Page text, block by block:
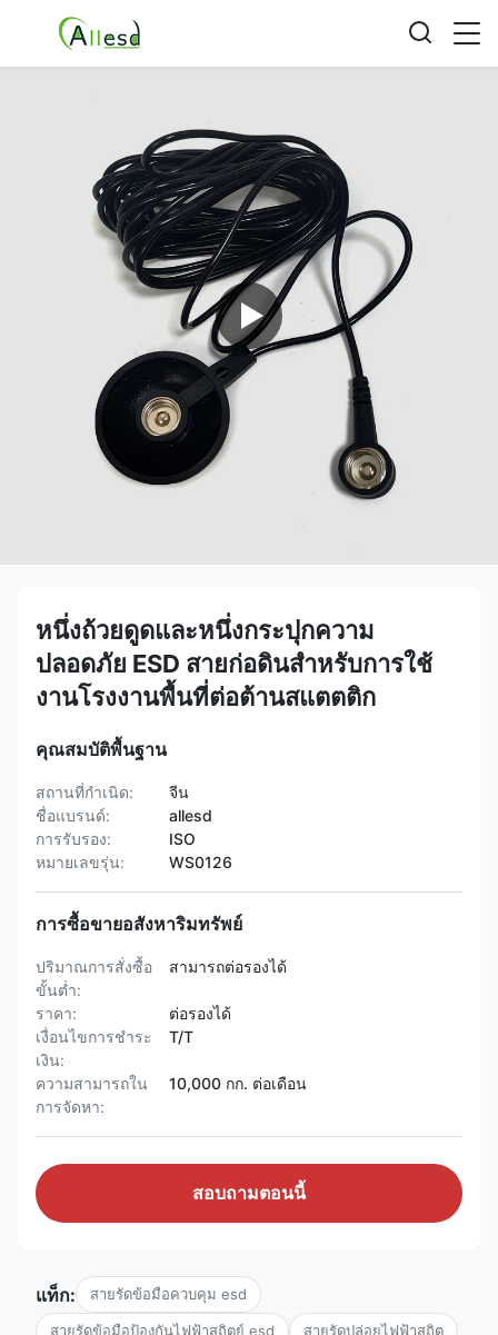
หนึ่งถ้วยดูดและหนึ่งกระปุกความ
ปลอดภัย ESD สายก่อดินสําหรับการใช้
งานโรงงานพื้นที่ต่อต้านสแตตติก
คุณสมบัติพื้นฐาน
สถานที่กำเนิด:
จีน
ชื่อแบรนด์:
allesd
การรับรอง:
ISO
หมายเลขรุ่น:
WS0126
การซื้อขายอสังหาริมทรัพย์
ปริมาณการสั่งซื้อ
ขั้นต่ำ:
สามารถต่อรองได้
ราคา:
ต่อรองได้
เงื่อนไขการชำระ
เงิน:
T/T
ความสามารถใน
การจัดหา:
10,000 กก. ต่อเดือน
สอบถามตอนนี้
แท็ก: สายรัดข้อมือควบคุม esd
สายรัดข้อมือป้องกันไฟฟ้าสถิตย์ esd สายรัดปล่อยไฟฟ้าสถิต